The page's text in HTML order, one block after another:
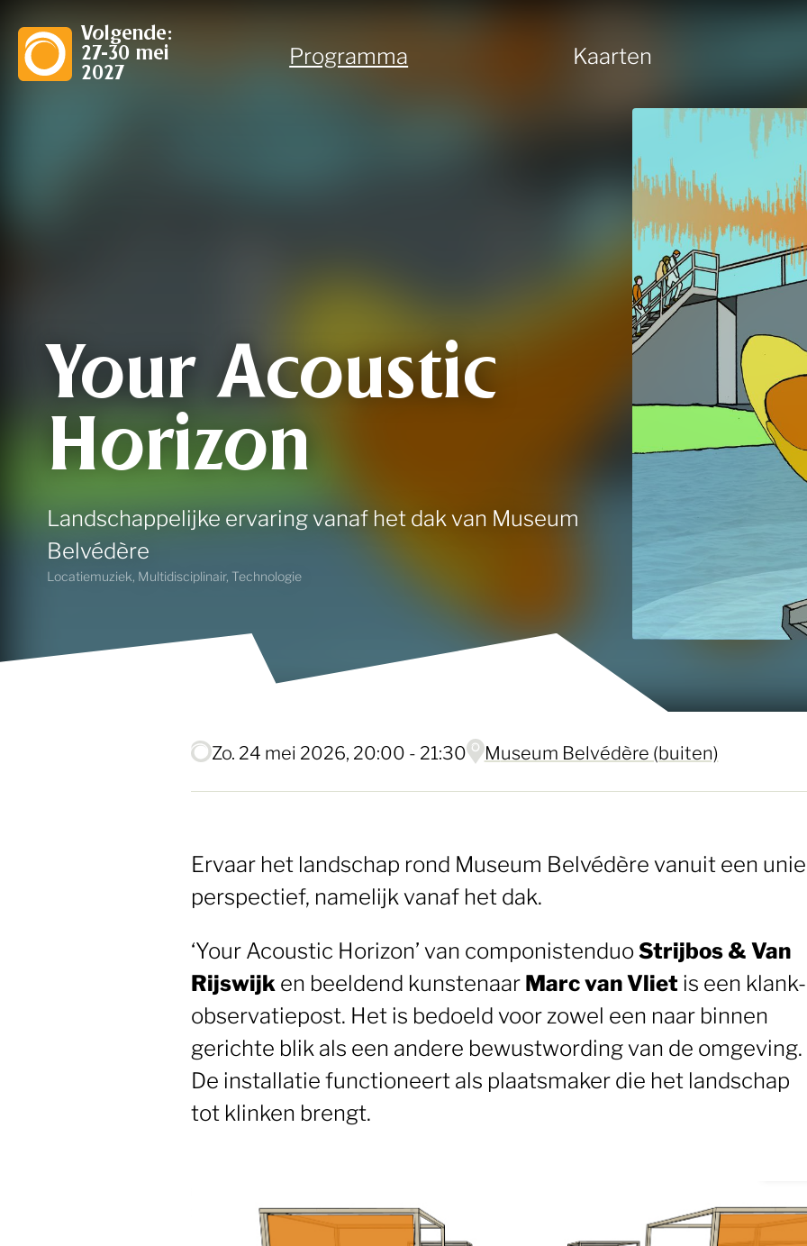
Volgende:
27-30 mei
2027
Programma Kaarten
Your Acoustic
Horizon
Landschappelijke ervaring vanaf het dak van Museum
Belvédère
Locatiemuziek, Multidisciplinair, Technologie
zo. 24 mei 2026, 20:00 - 21:30 Museum Belvédère (buiten)
Ervaar het landschap rond Museum Belvédère vanuit een
perspectief, namelijk vanaf het dak.
‘Your Acoustic Horizon’ van componistenduoStrijbos & Van
Rijswijk en beeldend kunstenaarMarc van Vlietis een klank-
observatiepost. Het is bedoeld voor zowel een naar binnen
gerichte blik als een andere bewustwording van de omgeving.
De installatie functioneert als plaatsmaker die het landschap
tot klinken brengt.